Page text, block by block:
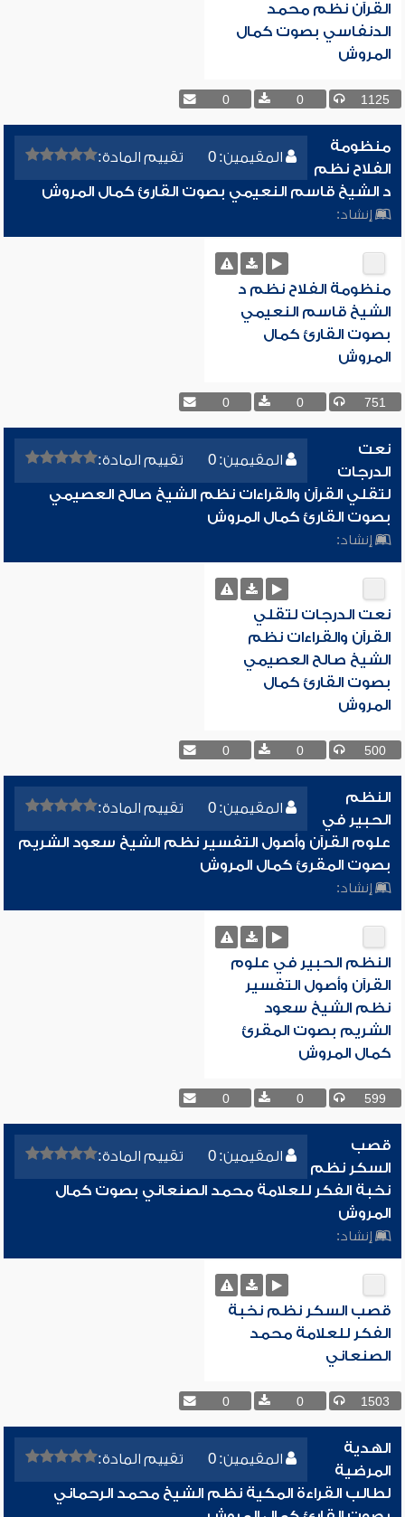
القرآن نظم محمد
الدنفاسي بصوت كمال
المروش
1125
0
0
المقيمين: 0 تقييم المادة:
منظومة
الفلاح نظم
د الشيخ قاسم النعيمي بصوت القارئ كمال المروش
إنشاد:
منظومة الفلاح نظم د
الشيخ قاسم النعيمي
بصوت القارئ كمال
المروش
751
0
0
المقيمين: 0 تقييم المادة:
نعت
الدرجات
لتقلي القرآن والقراءات نظم الشيخ صالح العصيمي
بصوت القارئ كمال المروش
إنشاد:
نعت الدرجات لتقلي
القرآن والقراءات نظم
الشيخ صالح العصيمي
بصوت القارئ كمال
المروش
500
0
0
المقيمين: 0 تقييم المادة:
النظم
الحبير في
علوم القرآن وأصول التفسير نظم الشيخ سعود الشريم
بصوت المقرئ كمال المروش
إنشاد:
النظم الحبير في علوم
القرآن وأصول التفسير
نظم الشيخ سعود
الشريم بصوت المقرئ
كمال المروش
599
0
0
المقيمين: 0 تقييم المادة:
قصب
السكر نظم
نخبة الفكر للعلامة محمد الصنعاني بصوت كمال
المروش
إنشاد:
قصب السكر نظم نخبة
الفكر للعلامة محمد
الصنعاني
1503
0
0
المقيمين: 0 تقييم المادة:
الهدية
المرضية
لطالب القراءة المكية نظم الشيخ محمد الرحماني